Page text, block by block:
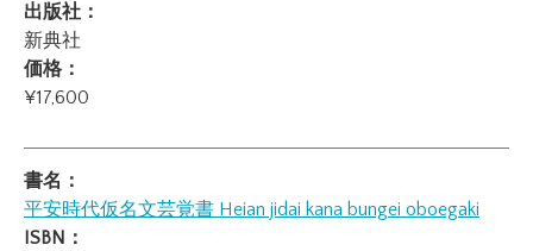
出版社：
新典社
価格：
¥17,600
書名：
平安時代仮名文芸覚書 Heian jidai kana bungei oboegaki
ISBN：